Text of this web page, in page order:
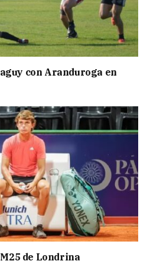
con Aranduroga en
de Londrina